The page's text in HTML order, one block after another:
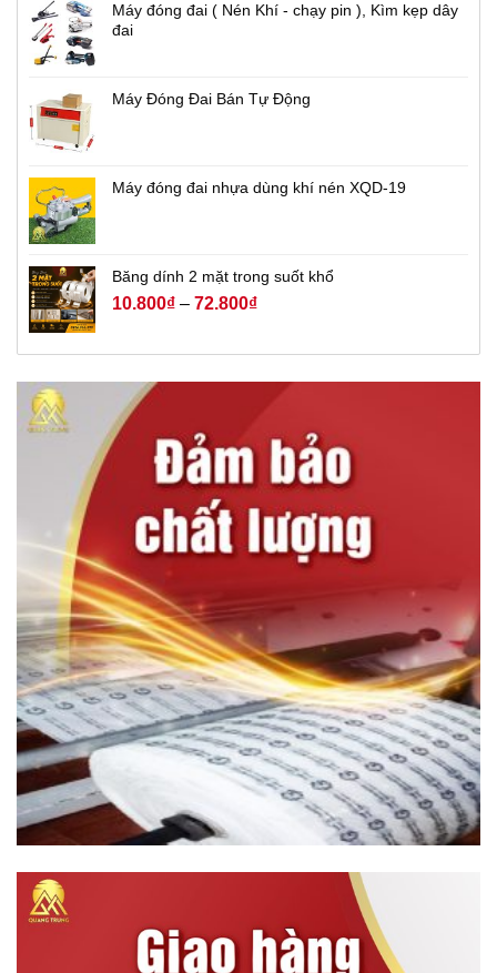
Máy đóng đai ( Nén Khí - chạy pin ), Kìm kẹp dây
đai
Máy Đóng Đai Bán Tự Động
Máy đóng đai nhựa dùng khí nén XQD-19
Băng dính 2 mặt trong suốt khổ
10.800₫ – 72.800₫